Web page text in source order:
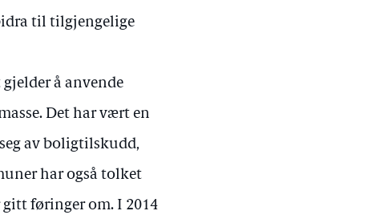
til tilgjengelige
å anvende
Det har vært en
av boligtilskudd,
har også tolket
føringer om. I 2014